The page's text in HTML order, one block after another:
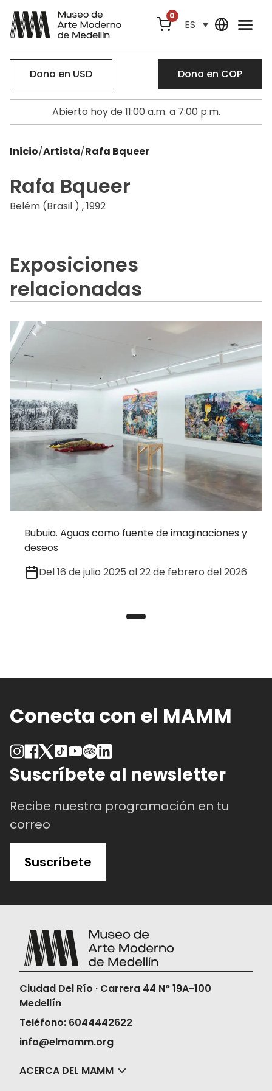
0
ES
Dona en USD Dona en COP
Abierto hoy de 11:00 a.m. a 7:00 p.m.
Inicio/Artista/Rafa Bqueer
Rafa Bqueer
Belém (Brasil ) , 1992
Exposiciones
relacionadas
Bubuia. Aguas como fuente de imaginaciones y
deseos
Del 16 de julio 2025 al 22 de febrero del 2026
Conecta con el MAMM
Suscríbete al newsletter
Recibe nuestra programación en tu
correo
Suscríbete
Ciudad Del Río · Carrera 44 N° 19A-100
Medellín
Teléfono: 6044442622
info@elmamm.org
ACERCA DEL MAMM